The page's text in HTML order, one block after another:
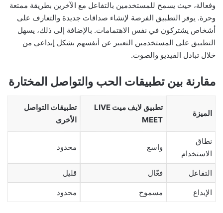
وفعالة، حيث يسمح للمستخدمين بالتفاعل مع الآخرين بطريقة ممتعة
وحرة. يوفر التطبيق الفرصة لإنشاء صداقات جديدة والتعارف على
أشخاص يشتركون في نفس الاهتمامات. بالإضافة إلى ذلك، يسهل
التطبيق على المستخدمين التعبير عن أنفسهم بشكل إبداعي من
خلال تبادل الفيديو والصوت.
مقارنة بين تطبيقات الحب والتواصل المختارة
الميزة
تطبيق لايف ميت LIVE
MEET
تطبيقات التواصل
الأخرى
نطاق
الاستخدام
واسع محدود
التفاعل فعّال قليل
الإبداع مسموح محدود